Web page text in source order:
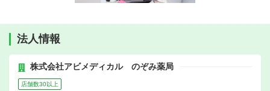
法人情報
株式会社アビメディカル のぞみ薬局
店舗数30以上